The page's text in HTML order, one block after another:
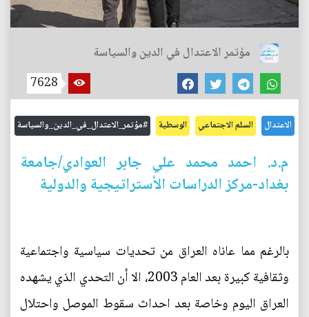
مؤتمر الاعتدال في الدين والسياسة
7628
الاعتدال السلم الاجتماعي الوسطية #مؤتمر_الاعتدال_في_الدين_والسياسة
م.د. احمد محمد علي جابر العوادي/جامعة
بغداد-مركز الدراسات الأستراتيجية والدولية
بالرغم مما عاناه العراق من تحديات سياسية واجتماعية
وثقافية كبيرة بعد العام 2003، الا أن التحدي الذي يشهده
العراق اليوم وخاصة بعد احداث سقوط الموصل واحتلال